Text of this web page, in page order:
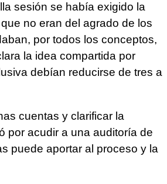
sesión se había exigido la
no eran del agrado de los
por todos los conceptos,
la idea compartida por
debían reducirse de tres a
cuentas y clarificar la
por acudir a una auditoría de
puede aportar al proceso y la